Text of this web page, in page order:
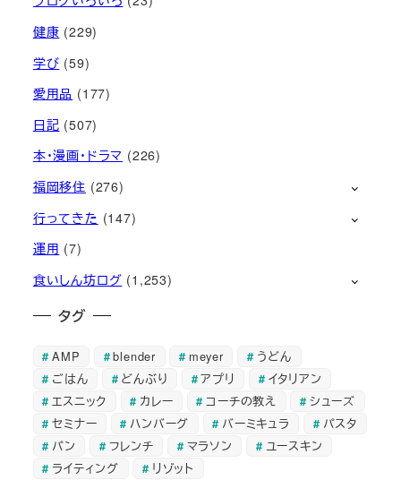
健康 (229)
学び (59)
愛用品 (177)
日記 (507)
本・漫画・ドラマ (226)
福岡移住 (276)
行ってきた (147)
運用 (7)
食いしん坊ログ (1,253)
タグ
AMP blender meyer
うどん
ごはん
どんぶり アプリ
イタリアン
エスニック
カレー コーチの教え
シューズ
セミナー
ハンバーグ バーミキュラ
パスタ
パン
フレンチ マラソン
ユースキン
ライティング
リゾット